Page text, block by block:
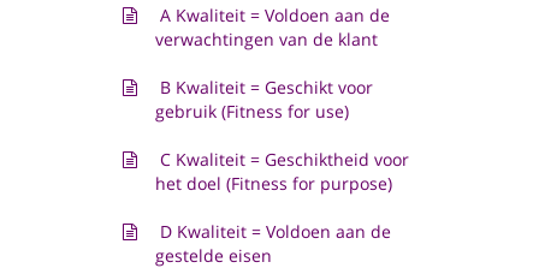
A Kwaliteit = Voldoen aan de
verwachtingen van de klant
B Kwaliteit = Geschikt voor
gebruik (Fitness for use)
C Kwaliteit = Geschiktheid voor
het doel (Fitness for purpose)
D Kwaliteit = Voldoen aan de
gestelde eisen